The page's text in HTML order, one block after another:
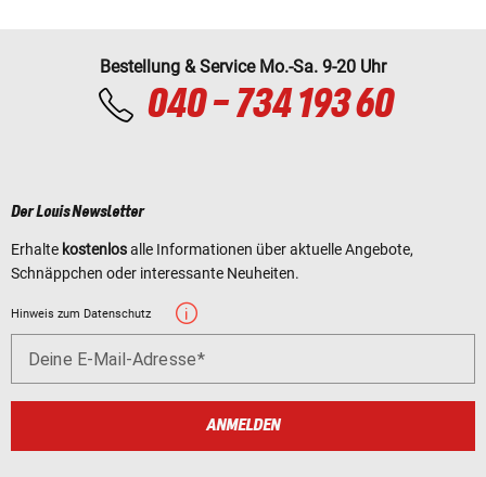
Bestellung & Service Mo.-Sa. 9-20 Uhr
040 - 734 193 60
Der Louis Newsletter
Erhalte kostenlosalle Informationen über aktuelle Angebote,
Schnäppchen oder interessante Neuheiten.
Hinweis zum Datenschutz
Deine E-Mail-Adresse
ANMELDEN